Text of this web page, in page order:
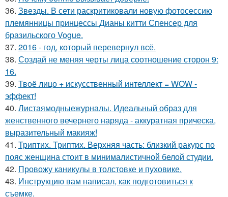
36. Звезды. В сети раскритиковали новую фотосессию
племянницы принцессы Дианы китти Спенсер для
бразильского Vogue.
37. 2016 - год, который перевернул всё.
38. Создай не меняя черты лица соотношение сторон 9:
16.
39. Твоё лицо + искусственный интеллект = WOW -
эффект!
40. Листаямодныежурналы. Идеальный образ для
женственного вечернего наряда - аккуратная прическа,
выразительный макияж!
41. Триптих. Триптих. Верхняя часть: близкий ракурс по
пояс женщина стоит в минималистичной белой студии.
42. Провожу каникулы в толстовке и пуховике.
43. Инструкцию вам написал, как подготовиться к
съемке.